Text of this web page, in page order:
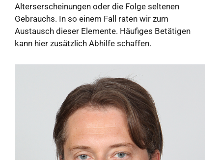
Alterserscheinungen oder die Folge seltenen
Gebrauchs. In so einem Fall raten wir zum
Austausch dieser Elemente. Häufiges Betätigen
kann hier zusätzlich Abhilfe schaffen.